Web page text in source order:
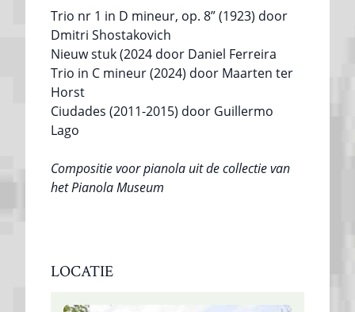
Trio nr 1 in D mineur, op. 8” (1923) door
Dmitri Shostakovich
Nieuw stuk (2024 door Daniel Ferreira
Trio in C mineur (2024) door Maarten ter
Horst
Ciudades (2011-2015) door Guillermo
Lago
Compositie voor pianola uit de collectie van
het Pianola Museum
LOCATIE